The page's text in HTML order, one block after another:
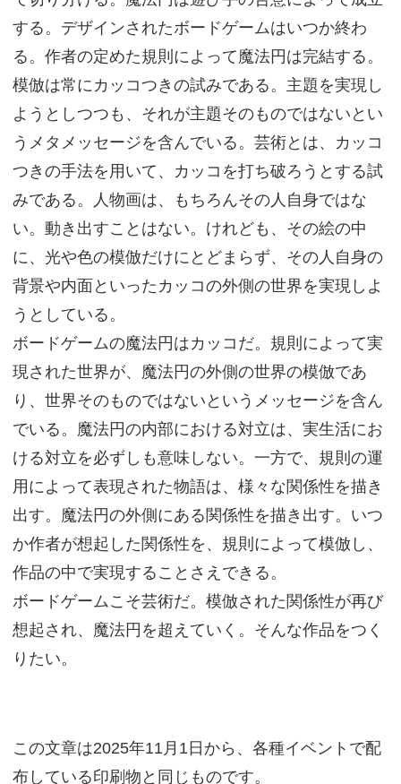
する。デザインされたボードゲームはいつか終わ
る。作者の定めた規則によって魔法円は完結する。
模倣は常にカッコつきの試みである。主題を実現し
ようとしつつも、それが主題そのものではないとい
うメタメッセージを含んでいる。芸術とは、カッコ
つきの手法を用いて、カッコを打ち破ろうとする試
みである。人物画は、もちろんその人自身ではな
い。動き出すことはない。けれども、その絵の中
に、光や色の模倣だけにとどまらず、その人自身の
背景や内面といったカッコの外側の世界を実現しよ
うとしている。
ボードゲームの魔法円はカッコだ。規則によって実
現された世界が、魔法円の外側の世界の模倣であ
り、世界そのものではないというメッセージを含ん
でいる。魔法円の内部における対立は、実生活にお
ける対立を必ずしも意味しない。一方で、規則の運
用によって表現された物語は、様々な関係性を描き
出す。魔法円の外側にある関係性を描き出す。いつ
か作者が想起した関係性を、規則によって模倣し、
作品の中で実現することさえできる。
ボードゲームこそ芸術だ。模倣された関係性が再び
想起され、魔法円を超えていく。そんな作品をつく
りたい。
この文章は2025年11月1日から、各種イベントで配
布している印刷物と同じものです。